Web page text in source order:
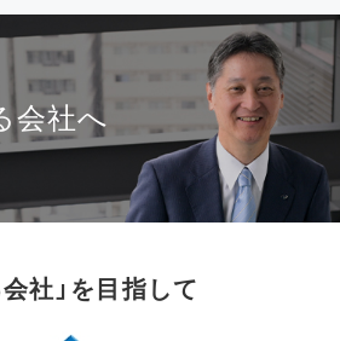
会社へ
社」を目指して